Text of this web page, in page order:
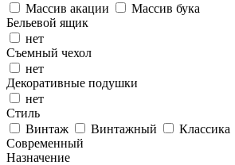
Массив акации
Массив бука
Бельевой ящик
нет
Съемный чехол
нет
Декоративные подушки
нет
Стиль
Винтаж
Винтажный Классика
Современный
Назначение